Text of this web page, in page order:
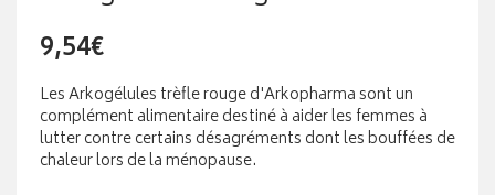
9,54€
Les Arkogélules trèfle rouge d'Arkopharma sont un
complément alimentaire destiné à aider les femmes à
lutter contre certains désagréments dont les bouffées de
chaleur lors de la ménopause.